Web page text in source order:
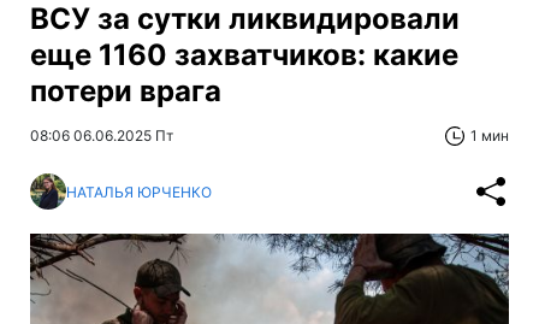
ВСУ за сутки ликвидировали
еще 1160 захватчиков: какие
потери врага
08:06 06.06.2025 Пт 1 мин
НАТАЛЬЯ ЮРЧЕНКО